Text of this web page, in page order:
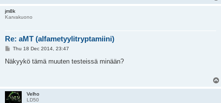
jm8k
Karvakuono
Re: aMT (alfametyylitryptamiini)
P
s
Thu 18 Dec 2014, 23:47
Näkyykö tämä muuten testeissä minään?
Velho
LD50